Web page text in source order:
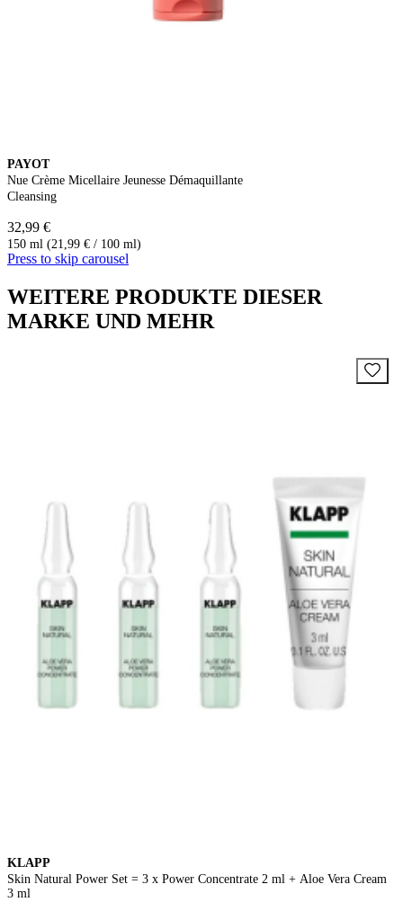
PAYOT
Nue Crème Micellaire Jeunesse Démaquillante
Cleansing
32,99 €
150 ml (21,99 € / 100 ml)
Press to skip carousel
WEITERE PRODUKTE DIESER
MARKE UND MEHR
KLAPP
Skin Natural Power Set = 3 x Power Concentrate 2 ml + Aloe Vera Cream
3 ml